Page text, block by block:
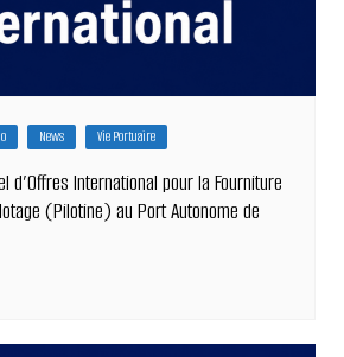
News Vie Portuaire
d’Offres International pour la Fourniture
(Pilotine) au Port Autonome de